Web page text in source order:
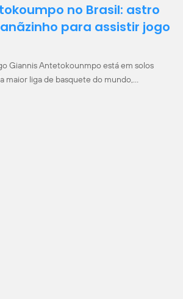
no Brasil: astro
para assistir jogo
Giannis Antetokounmpo está em solos
maior liga de basquete do mundo,…